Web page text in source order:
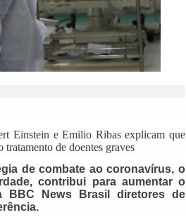
Einstein e Emilio Ribas explicam que
tratamento de doentes graves
de combate ao coronavírus, o
contribui para aumentar o
BBC News Brasil diretores de